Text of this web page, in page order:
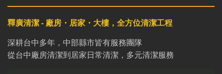
釋廣清潔 - 廠房・居家・大樓，全方位清潔工程
深耕台中多年，中部縣市皆有服務團隊
從台中廠房清潔到居家日常清潔，多元清潔服務